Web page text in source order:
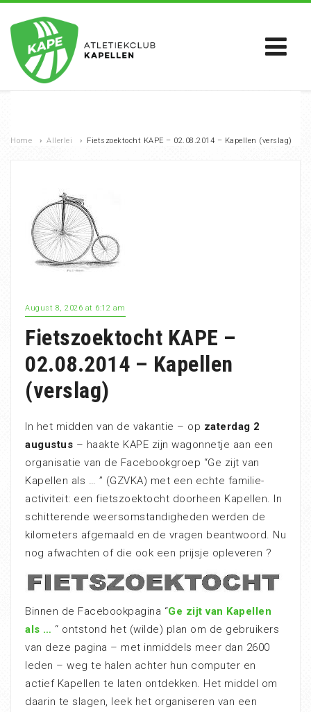
Home › Allerlei › Fietszoektocht KAPE – 02.08.2014 – Kapellen (verslag)
August 8, 2026 at 6:12 am
Fietszoektocht KAPE –
02.08.2014 – Kapellen
(verslag)
In het midden van de vakantie – op zaterdag 2
augustus – haakte KAPE zijn wagonnetje aan een
organisatie van de Facebookgroep “Ge zijt van
Kapellen als … ” (GZVKA) met een echte familie-
activiteit: een fietszoektocht doorheen Kapellen. In
schitterende weersomstandigheden werden de
kilometers afgemaald en de vragen beantwoord. Nu
nog afwachten of die ook een prijsje opleveren ?
Binnen de Facebookpagina “Ge zijt van Kapellen
als … “ ontstond het (wilde) plan om de gebruikers
van deze pagina – met inmiddels meer dan 2600
leden – weg te halen achter hun computer en
actief Kapellen te laten ontdekken. Het middel om
daarin te slagen, leek het organiseren van een